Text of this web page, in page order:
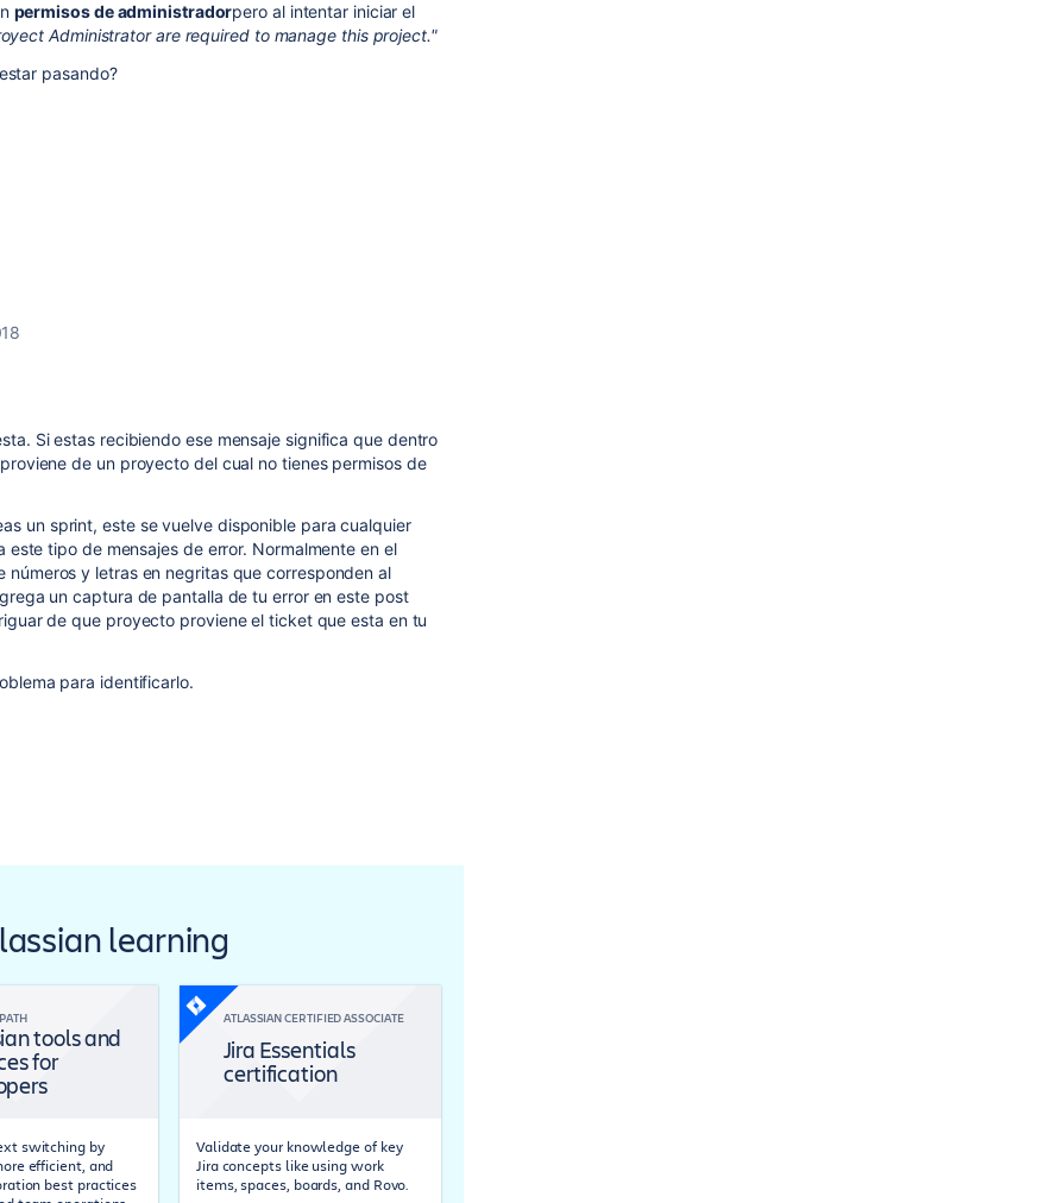
permisos de administradorpero al intentar iniciar el
Administrator are required to manage this project."
pasando?
Si estas recibiendo ese mensaje significa que dentro
de un proyecto del cual no tienes permisos de
un sprint, este se vuelve disponible para cualquier
tipo de mensajes de error. Normalmente en el
números y letras en negritas que corresponden al
un captura de pantalla de tu error en este post
de que proyecto proviene el ticket que esta en tu
para identificarlo.
learning
tools and
for
switching by
efficient, and
best practices
ATLASSIAN CERTIFIED ASSOCIATE
Jira Essentials
certification
Validate your knowledge of key
Jira concepts like using work
items, spaces, boards, and Rovo.